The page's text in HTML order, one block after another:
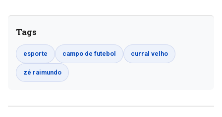
Tags
esporte campo de futebol curral velho
zé raimundo